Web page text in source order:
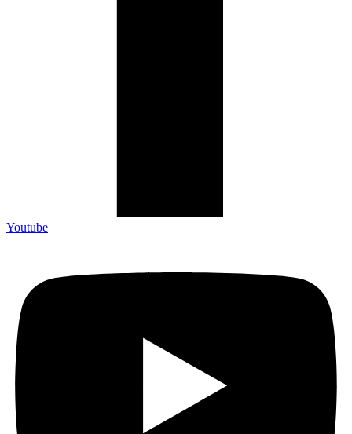
Youtube